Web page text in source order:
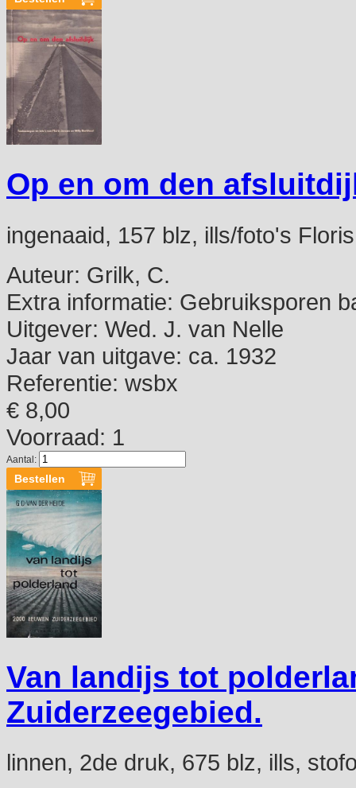
Op en om den
ingenaaid, 157 blz, ills/foto's
Auteur: Grilk, C.
Extra informatie: Gebruiksporen
Uitgever: Wed. J. van Nelle
Jaar van uitgave: ca. 1932
Referentie: wsbx
€ 8,00
Voorraad: 1
Aantal:
Van landijs tot
Zuiderzeegebied.
linnen, 2de druk, 675 blz, ills,